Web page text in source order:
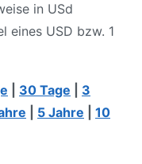
in USd
eines USD bzw. 1
30 Tage
3
5 Jahre
10